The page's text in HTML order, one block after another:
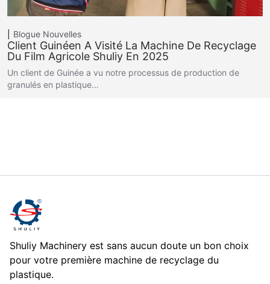
Blogue Nouvelles
Client Guinéen A Visité La Machine De Recyclage
Du Film Agricole Shuliy En 2025
Un client de Guinée a vu notre processus de production de
granulés en plastique…
Shuliy Machinery est sans aucun doute un bon choix
pour votre première machine de recyclage du
plastique.